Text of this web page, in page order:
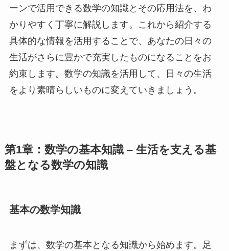
ーンで活用できる数学の知識とその応用法を、わ
かりやすく丁寧に解説します。これから紹介する
具体的な情報を活用することで、あなたの日々の
生活がさらに豊かで充実したものになることをお
約束します。数学の知識を活用して、日々の生活
をより素晴らしいものに変えていきましょう。
第1章：数学の基本知識 – 生活を支える基
盤となる数学の知識
基本の数学知識
まずは、数学の基本となる知識から始めます。足